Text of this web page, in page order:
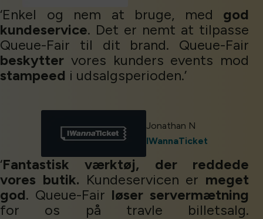
‘Enkel og nem at bruge, med god
kundeservice. Det er nemt at tilpasse
Queue-Fair til dit brand. Queue-Fair
beskytter vores kunders events mod
stampeed i udsalgsperioden.’
Jonathan N
IWannaTicket
‘Fantastisk værktøj, der reddede
vores butik. Kundeservicen er meget
god. Queue-Fair løser servermætning
for os på travle billetsalg.